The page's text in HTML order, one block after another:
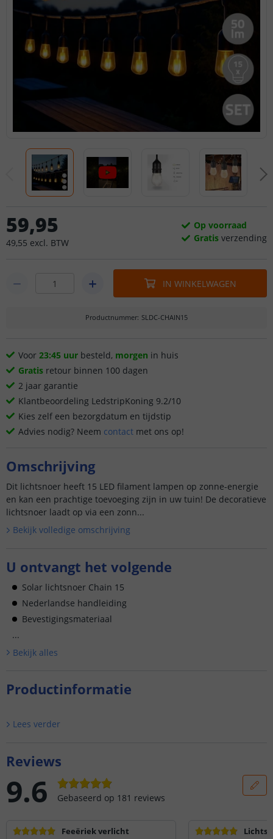
59,95
49,55 excl. BTW
Op voorraad
Gratis verzending
IN WINKELWAGEN
Productnummer: SLDC-CHAIN15
Voor 23:45 uur besteld, morgen in huis
Gratis retour binnen 100 dagen
2 jaar garantie
Klantbeoordeling LedstripKoning 9.2/10
Kies zelf een bezorgdatum en tijdstip
Advies nodig? Neem contact met ons op!
Omschrijving
Dit lichtsnoer heeft 15 LED filament lampen op zonne-energie
en kan een prachtige toevoeging zijn in uw tuin! De decoratieve
lichtsnoer laadt op via een zonn...
Bekijk volledige omschrijving
U ontvangt het volgende
Solar lichtsnoer Chain 15
Nederlandse handleiding
Bevestigingsmateriaal
...
Bekijk alles
Productinformatie
Lees verder
Reviews
9.6 Gebaseerd op 181 reviews
Feeëriek verlicht